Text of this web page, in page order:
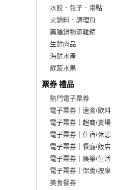
水餃．包子．港點
火鍋料．調理包
藥膳鍋物滴雞精
生鮮肉品
海鮮水產
鮮蔬水果
票券 禮品
熱門電子票券
電子票券｜速食/飲料
電子票券｜超商/賣場
電子票券｜住宿/休憩
電子票券｜餐廳/飯店
電子票券｜娛樂/生活
電子票券｜保養/按摩
美食餐券